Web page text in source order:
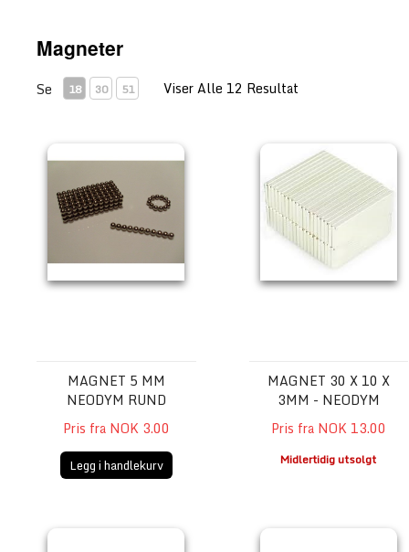
Magneter
Se 18 30 51 Viser Alle 12 Resultat
MAGNET 5 MM
NEODYM RUND
Pris fra NOK 3.00
Legg i handlekurv
MAGNET 30 X 10 X
3MM - NEODYM
Pris fra NOK 13.00
Midlertidig utsolgt